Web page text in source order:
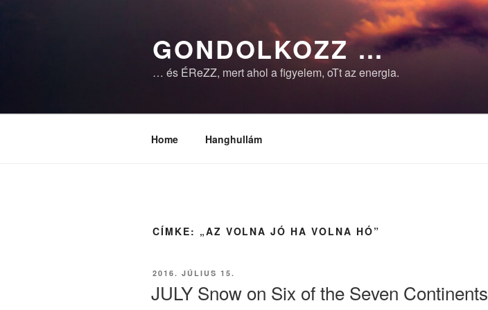
GONDOLKOZZ …
… és ÉReZZ, mert ahol a figyelem, oTt az energia.
Home Hanghullám
CÍMKE: „AZ VOLNA JÓ HA VOLNA HÓ”
BEKÜLDVE:
2016. JÚLIUS 15.
JULY Snow on Six of the Seven Continents